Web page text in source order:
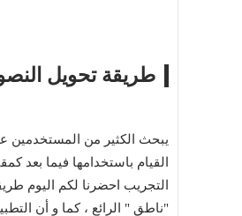
طريقة تحويل
يبحث الكثير من المستخدمين
القيام باستخدامها فيما بعد
التجريب احضرنا لكم اليوم
"ناطق " الرائع ، كما و أن